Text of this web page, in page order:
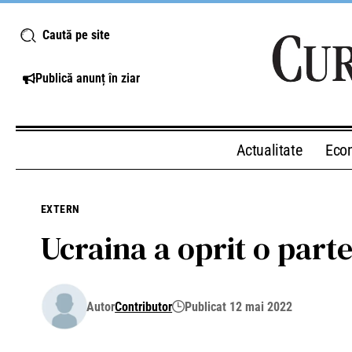
Caută pe site
Publică anunț în ziar
Actualitate
EXTERN
Ucraina a oprit o
AutorContributor Publicat 12 mai 2022